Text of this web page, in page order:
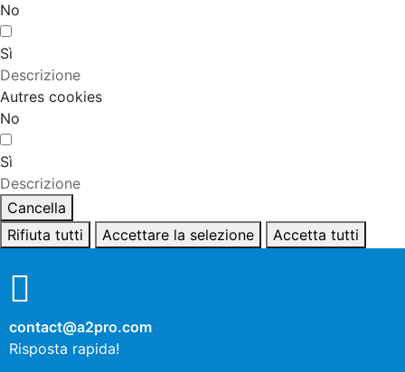
No
Sì
Descrizione
Autres cookies
No
Sì
Descrizione
Cancella
Rifiuta tutti
Accettare la selezione Accetta tutti
contact@a2pro.com
Risposta rapida!